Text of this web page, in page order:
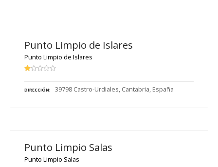
Punto Limpio de Islares
Punto Limpio de Islares
DIRECCIÓN 39798 Castro-Urdiales, Cantabria, España
Punto Limpio Salas
Punto Limpio Salas